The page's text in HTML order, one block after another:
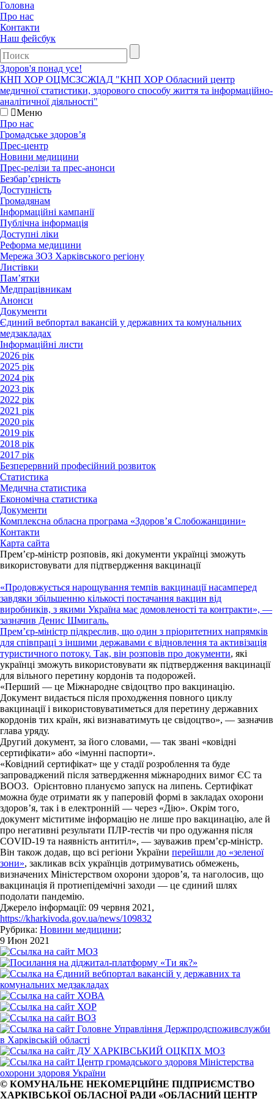
Головна
Про нас
Контакти
Наш фейсбук
Здоров'я понад усе!
КНП ХОР ОЦМСЗСЖIАД "КНП ХОР Обласний центр
медичної статистики, здорового способу життя та інформаційно-
аналітичної діяльності"
Меню
Про нас
Громадське здоров’я
Прес-центр
Новини медицини
Прес-релізи та прес-анонси
Безбар’єрність
Доступність
Громадянам
Інформаційні кампанії
Публічна інформація
Доступні ліки
Реформа медицини
Мережа ЗОЗ Харківського регіону
Листівки
Пам’ятки
Медпрацівникам
Анонси
Документи
Єдиний вебпортал вакансій у державних та комунальних
медзакладах
Інформаційні листи
2026 рік
2025 рік
2024 рік
2023 рік
2022 рік
2021 рік
2020 рік
2019 рік
2018 рік
2017 рік
Безперервний професійний розвиток
Статистика
Медична статистика
Економічна статистика
Документи
Комплексна обласна програма «Здоров’я Слобожанщини»
Контакти
Карта сайта
Прем’єр-міністр розповів, які документи українці зможуть
використовувати для підтвердження вакцинації
«Продовжується нарощування темпів вакцинації насамперед
завдяки збільшенню кількості постачання вакцин від
виробників, з якими Україна має домовленості та контракти», —
зазначив Денис Шмигаль.
Прем’єр-міністр підкреслив, що один з пріоритетних напрямків
для співпраці з іншими державами є відновлення та активізація
туристичного потоку. Так, він розповів про документи, які
українці зможуть використовувати як підтвердження вакцинації
для вільного перетину кордонів та подорожей.
«Перший — це Міжнародне свідоцтво про вакцинацію.
Документ видається після проходження повного циклу
вакцинації і використовуватиметься для перетину державних
кордонів тих країн, які визнаватимуть це свідоцтво», — зазначив
глава уряду.
Другий документ, за його словами, — так звані «ковідні
сертифікати» або «імунні паспорти».
«Ковідний сертифікат» ще у стадії розроблення та буде
запроваджений після затвердження міжнародних вимог ЄС та
ВООЗ. Орієнтовно плануємо запуск на липень. Сертифікат
можна буде отримати як у паперовій формі в закладах охорони
здоров’я, так і в електронній — через «Дію». Окрім того,
документ міститиме інформацію не лише про вакцинацію, але й
про негативні результати ПЛР-тестів чи про одужання після
COVID-19 та наявність антитіл», — зауважив прем’єр-міністр.
Він також додав, що всі регіони України перейшли до «зеленої
зони», закликав всіх українців дотримуватись обмежень,
визначених Міністерством охорони здоров’я, та наголосив, що
вакцинація й протиепідемічні заходи — це єдиний шлях
подолати пандемію.
Джерело інформації: 09 червня 2021,
https://kharkivoda.gov.ua/news/109832
Рубрика: Новини медицини;
9 Июн 2021
© КОМУНАЛЬНЕ НЕКОМЕРЦІЙНЕ ПІДПРИЄМСТВО
ХАРКІВСЬКОЇ ОБЛАСНОЇ РАДИ «ОБЛАСНИЙ ЦЕНТР